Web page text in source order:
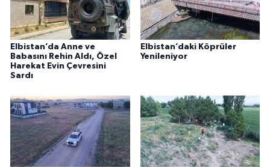
Elbistan’da Anne ve
Babasını Rehin Aldı, Özel
Harekat Evin Çevresini
Sardı
Elbistan’daki Köprüler
Yenileniyor